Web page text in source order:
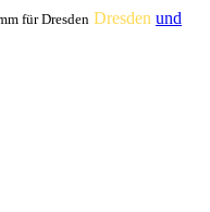
für Dresden Dresden und